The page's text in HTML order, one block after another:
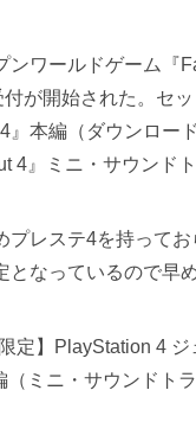
ンワールドゲーム『
が開始された。セ
』本編（ダウンロ
4』ミニ・サウンド
プレステ4を持って
なっているので早
定】PlayStation 4
ミニ・サウンドトラ